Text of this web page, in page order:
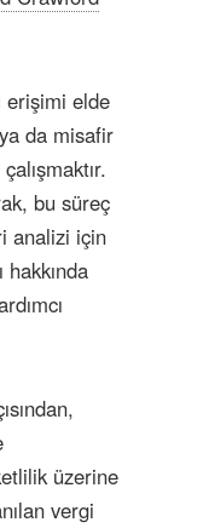
erişimi elde
da misafir
bu süreç
analizi için
hakkında
üzerine
vergi